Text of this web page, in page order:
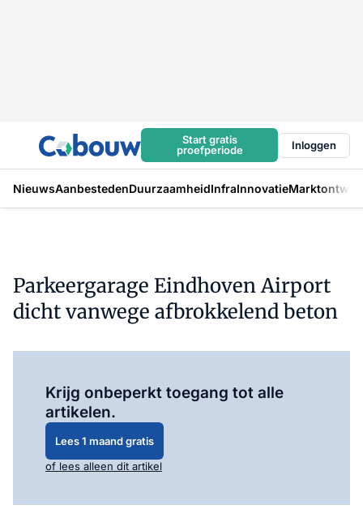
Start gratis
proefperiode
Inloggen
NieuwsAanbestedenDuurzaamheidInfraInnovatie
Parkeergarage Eindhoven Airport
dicht vanwege afbrokkelend beton
Krijg onbeperkt toegang tot alle
artikelen.
Lees 1 maand gratis
of lees alleen dit artikel